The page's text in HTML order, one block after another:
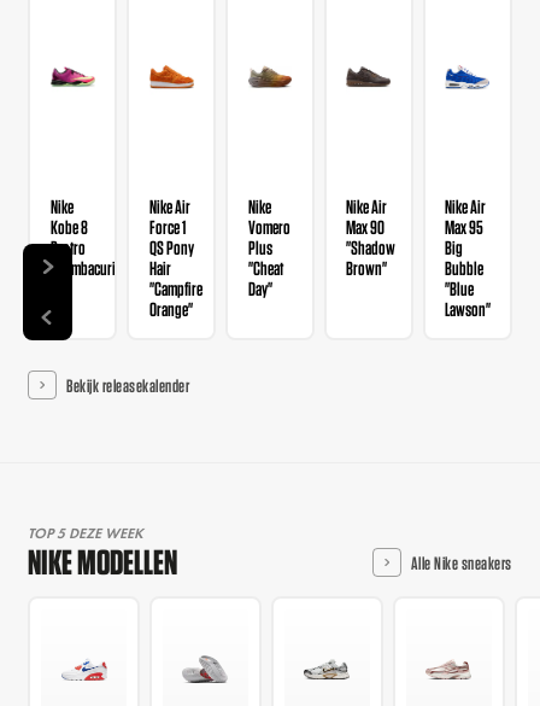
Nike
Kobe 8
Protro
"Mambacurial"
Nike Air
Force 1
QS Pony
Hair
"Campfire
Orange"
Nike
Vomero
Plus
"Cheat
Day"
Nike Air
Max 90
"Shadow
Brown"
Nike Air
Max 95
Big
Bubble
"Blue
Lawson"
Bekijk releasekalender
TOP 5 DEZE WEEK
NIKE MODELLEN Alle Nike sneakers